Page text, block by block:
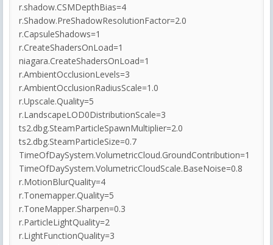
r.shadow.CSMDepthBias=4
r.Shadow.PreShadowResolutionFactor=2.0
r.CapsuleShadows=1
r.CreateShadersOnLoad=1
niagara.CreateShadersOnLoad=1
r.AmbientOcclusionLevels=3
r.AmbientOcclusionRadiusScale=1.0
r.Upscale.Quality=5
r.LandscapeLOD0DistributionScale=3
ts2.dbg.SteamParticleSpawnMultiplier=2.0
ts2.dbg.SteamParticleSize=0.7
TimeOfDaySystem.VolumetricCloud.GroundContribution=1
TimeOfDaySystem.VolumetricCloudScale.BaseNoise=0.8
r.MotionBlurQuality=4
r.Tonemapper.Quality=5
r.ToneMapper.Sharpen=0.3
r.ParticleLightQuality=2
r.LightFunctionQuality=3